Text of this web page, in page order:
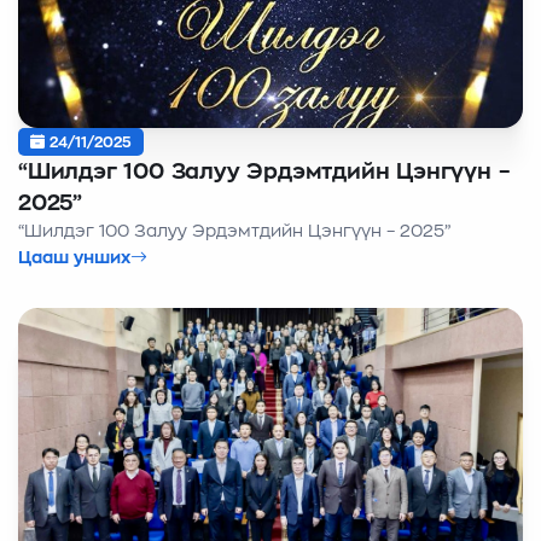
24/11/2025
“Шилдэг 100 Залуу Эрдэмтдийн Цэнгүүн –
2025”
“Шилдэг 100 Залуу Эрдэмтдийн Цэнгүүн – 2025”
Цааш унших